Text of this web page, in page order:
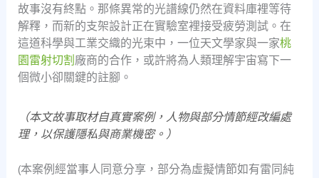
故事沒有終點。那條異常的光譜線仍然在資料庫裡等待
解釋，而新的支架設計正在實驗室裡接受疲勞測試。在
這道科學與工業交織的光束中，一位天文學家與一家桃
園雷射切割廠商的合作，或許將為人類理解宇宙寫下一
個微小卻關鍵的註腳。
（本文故事取材自真實案例，人物與部分情節經改編處
理，以保護隱私與商業機密。）
(本案例經當事人同意分享，部分為虛擬情節如有雷同純